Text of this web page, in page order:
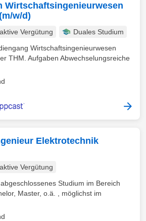
Wirtschaftsingenieurwesen
w/d)
Vergütung
Duales Studium
Wirtschaftsingenieurwesen
THM. Aufgaben Abwechselungsreiche
Elektrotechnik
Vergütung
Studium im Bereich
Master, o.ä. , möglichst im